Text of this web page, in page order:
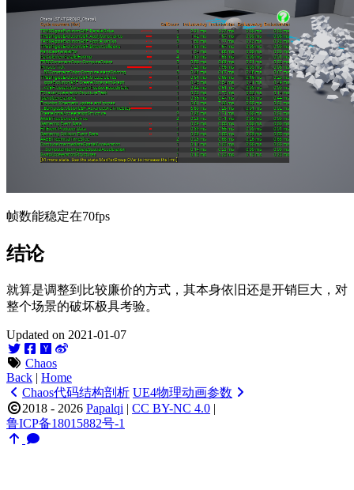
帧数能稳定在70fps
结论
就算是调整到比较廉价的方式，其本身依旧还是开销巨大，对
整个场景的破坏极具考验。
Updated on 2021-01-07
Chaos
Back | Home
Chaos代码结构剖析 UE4物理动画参数
2018 - 2026 Papalqi | CC BY-NC 4.0 |
鲁ICP备18015882号-1